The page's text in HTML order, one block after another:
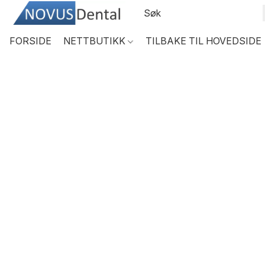
FORSIDE NETTBUTIKK TILBAKE TIL HOVEDSIDE